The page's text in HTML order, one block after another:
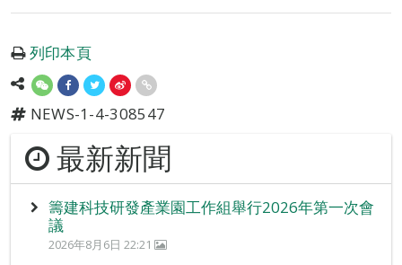
列印本頁
NEWS-1-4-308547
最新新聞
籌建科技研發產業園工作組舉行2026年第一次會
議
2026年8月6日 22:21